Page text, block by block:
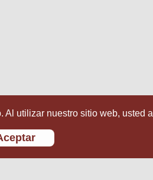
utilizar nuestro sitio web, usted